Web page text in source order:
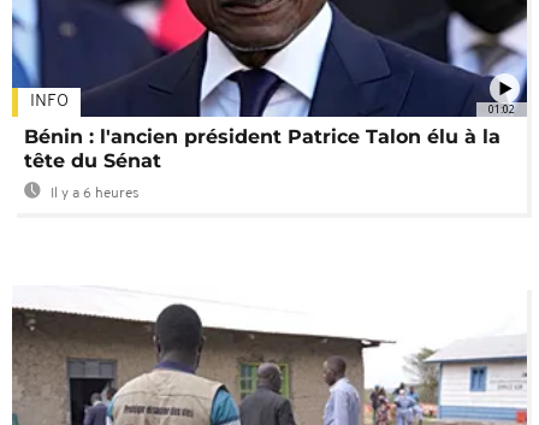
01:02
INFO
Bénin : l'ancien président Patrice Talon élu à la
tête du Sénat
Il y a 6 heures